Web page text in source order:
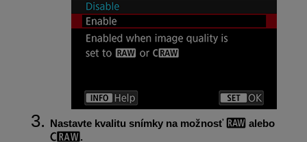
Nastavte kvalitu snímky na možnosť
alebo
.